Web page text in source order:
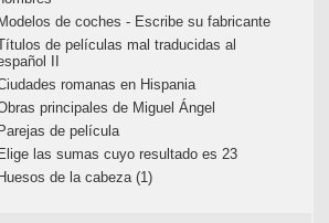
de coches - Escribe su fabricante
de películas mal traducidas al
II
romanas en Hispania
principales de Miguel Ángel
de película
las sumas cuyo resultado es 23
de la cabeza (1)